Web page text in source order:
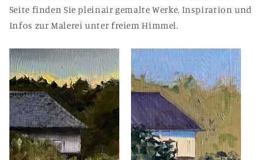
Seite finden Sie pleinair gemalte Werke, Inspiration und
Infos zur Malerei unter freiem Himmel.